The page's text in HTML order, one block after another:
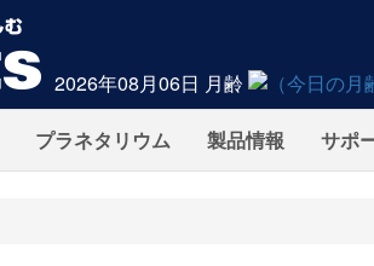
2026年08月06日 月齢
プラネタリウム 製品情報 サポ